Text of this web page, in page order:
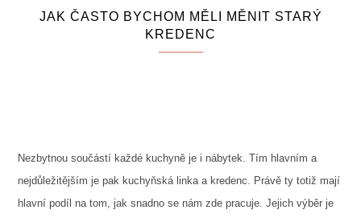
JAK ČASTO BYCHOM MĚLI MĚNIT STARÝ
KREDENC
Nezbytnou součástí každé kuchyně je i nábytek. Tím hlavním a
nejdůležitějším je pak kuchyňská linka a kredenc. Právě ty totiž mají
hlavní podíl na tom, jak snadno se nám zde pracuje. Jejich výběr je